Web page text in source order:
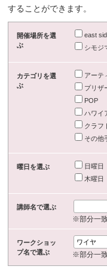
することができます。
開催場所を選
ぶ
east
シモジ
カテゴリを選
ぶ
アーテ
プリザ
POP
ハワイ
クラフ
その他
曜日を選ぶ 日曜日
木曜日
講師名で選ぶ
※部分一
ワークショッ
プ名で選ぶ
※部分一